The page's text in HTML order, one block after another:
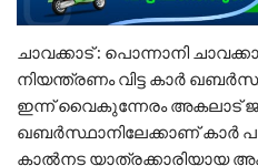
ചാവക്കാട് : പൊന്നാനി
നിയന്ത്രണം വിട്ട കാർ
ഇന്ന് വൈകുന്നേരം അകലാട്
ഖബർസ്ഥാനിലേക്കാണ് കാർ
കാൽനട യാത്രക്കാരിയായ